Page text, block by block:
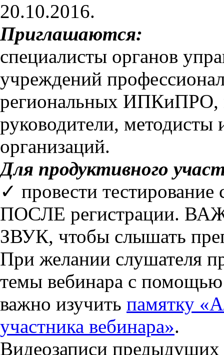
20.10.2016.
Приглашаются:
специалисты органов
учреждений
региональных ИПКиПРО,
руководители, методисты
организаций.
Для продуктивного
✓ провести
ПОСЛЕ регистрации.
ЗВУК, чтобы слышать
При желании слушателя
темы вебинара с
важно изучить памятку
участника вебинара».
Видеозаписи